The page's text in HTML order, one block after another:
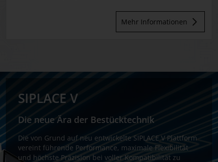
Mehr Informationen
SIPLACE V
Die neue Ära der Bestücktechnik
Die von Grund auf neu entwickelte SIPLACE V Plattform
vereint führende Performance, maximale Flexibilität
und höchste Präzision bei voller Kompatibilität zu